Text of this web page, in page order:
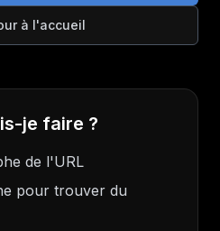
à l'accueil
je faire ?
de l'URL
pour trouver du